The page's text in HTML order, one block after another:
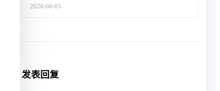
2026-08-05
发表回复